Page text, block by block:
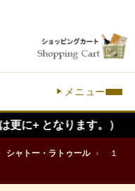
メニュー
ります。）
シャトー・ラトゥール ›
１